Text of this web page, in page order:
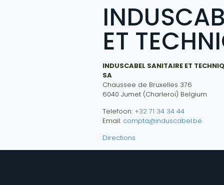
ET
INDUSCABEL SANITAIRE ET
SA
Chaussee de Bruxelles 376
6040 Jumet (Charleroi) Belgium
Telefoon: +32 71 34 34 44
Email: compta@induscabel.be
Directions